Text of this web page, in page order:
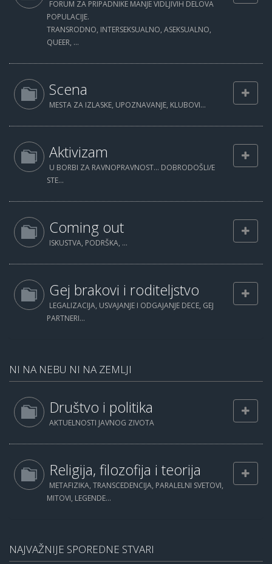
FORUM ZA PRIPADNIKE MANJE VIDLJIVIH DELOVA
POPULACIJE.
TRANSRODNO, INTERSEKSUALNO, ASEKSUALNO,
QUEER, ...
Scena
MESTA ZA IZLASKE, UPOZNAVANJE, KLUBOVI...
Aktivizam
U BORBI ZA RAVNOPRAVNOST... DOBRODOŠLI/E
STE...
Coming out
ISKUSTVA, PODRŠKA, ...
Gej brakovi i roditeljstvo
LEGALIZACIJA, USVAJANJE I ODGAJANJE DECE, GEJ
PARTNERI...
NI NA NEBU NI NA ZEMLJI
Društvo i politika
AKTUELNOSTI JAVNOG ZIVOTA
Religija, filozofija i teorija
METAFIZIKA, TRANSCEDENCIJA, PARALELNI SVETOVI,
MITOVI, LEGENDE...
NAJVAŽNIJE SPOREDNE STVARI